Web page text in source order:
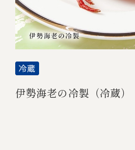
伊勢海老の冷製（冷蔵）